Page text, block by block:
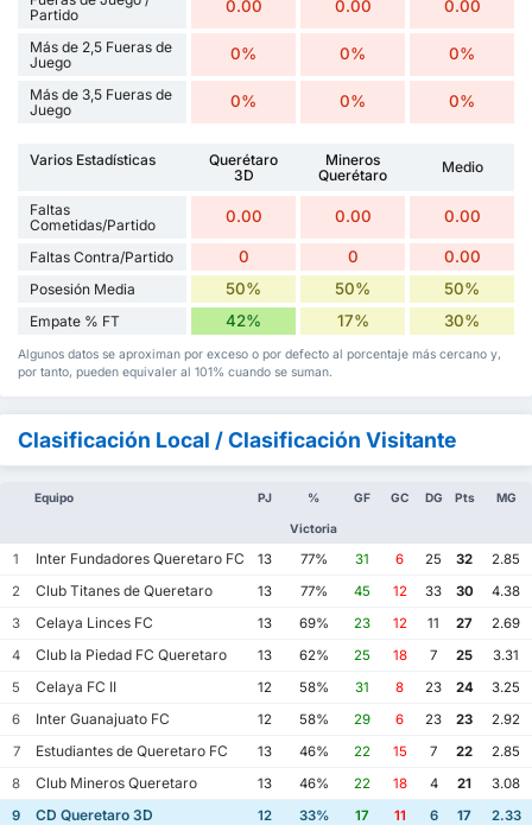
Partido
0.00 0.00 0.00
Más de 2,5 Fueras de
Juego
0% 0% 0%
Más de 3,5 Fueras de
Juego
0% 0% 0%
Varios Estadísticas
Querétaro
3D
Mineros
Querétaro
Medio
Faltas
Cometidas/Partido
0.00 0.00 0.00
Faltas Contra/Partido 0 0 0.00
Posesión Media 50% 50% 50%
Empate % FT 42% 17% 30%
Algunos datos se aproximan por exceso o por defecto al porcentaje más cercano y,
por tanto, pueden equivaler al 101% cuando se suman.
Clasificación Local / Clasificación Visitante
Equipo PJ %
Victoria
GF GC DG Pts MG
1 Inter Fundadores Queretaro FC 13 77% 31 6 25 32
2.85
2
Club Titanes de Queretaro 13 77% 45 12 33 30
4.38
3
Celaya Linces FC 13 69% 23 12 11 27
2.69
4
Club la Piedad FC Queretaro 13 62% 25 18 7 25
3.31
5
Celaya FC II 12 58% 31 8 23 24
3.25
6
Inter Guanajuato FC 12 58% 29 6 23 23
2.92
7
Estudiantes de Queretaro FC 13 46% 22 15 7 22
2.85
8
Club Mineros Queretaro 13 46% 22 18 4 21
3.08
9
CD Queretaro 3D 12 33% 17 11 6 17
2.33